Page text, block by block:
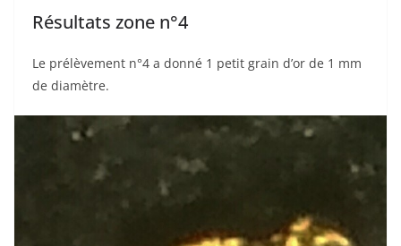
Résultats zone n°4
Le prélèvement n°4 a donné 1 petit grain d’or de 1 mm
de diamètre.